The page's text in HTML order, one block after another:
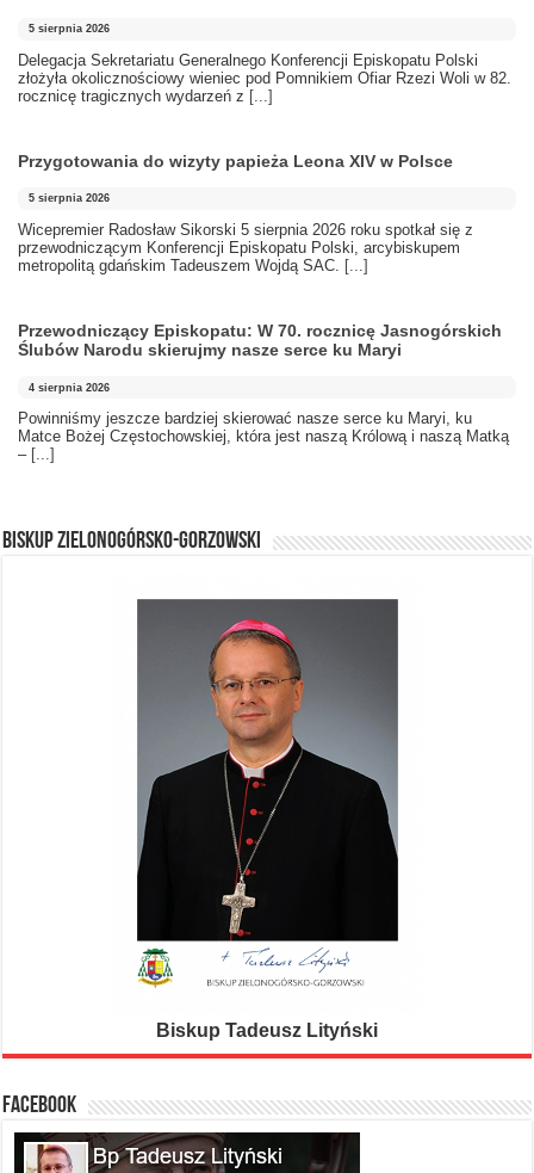
5 sierpnia 2026
Delegacja Sekretariatu Generalnego Konferencji Episkopatu Polski
złożyła okolicznościowy wieniec pod Pomnikiem Ofiar Rzezi Woli w 82.
rocznicę tragicznych wydarzeń z [...]
Przygotowania do wizyty papieża Leona XIV w Polsce
5 sierpnia 2026
Wicepremier Radosław Sikorski 5 sierpnia 2026 roku spotkał się z
przewodniczącym Konferencji Episkopatu Polski, arcybiskupem
metropolitą gdańskim Tadeuszem Wojdą SAC. [...]
Przewodniczący Episkopatu: W 70. rocznicę Jasnogórskich
Ślubów Narodu skierujmy nasze serce ku Maryi
4 sierpnia 2026
Powinniśmy jeszcze bardziej skierować nasze serce ku Maryi, ku
Matce Bożej Częstochowskiej, która jest naszą Królową i naszą Matką
– [...]
BISKUP ZIELONOGÓRSKO-GORZOWSKI
Biskup Tadeusz Lityński
FACEBOOK